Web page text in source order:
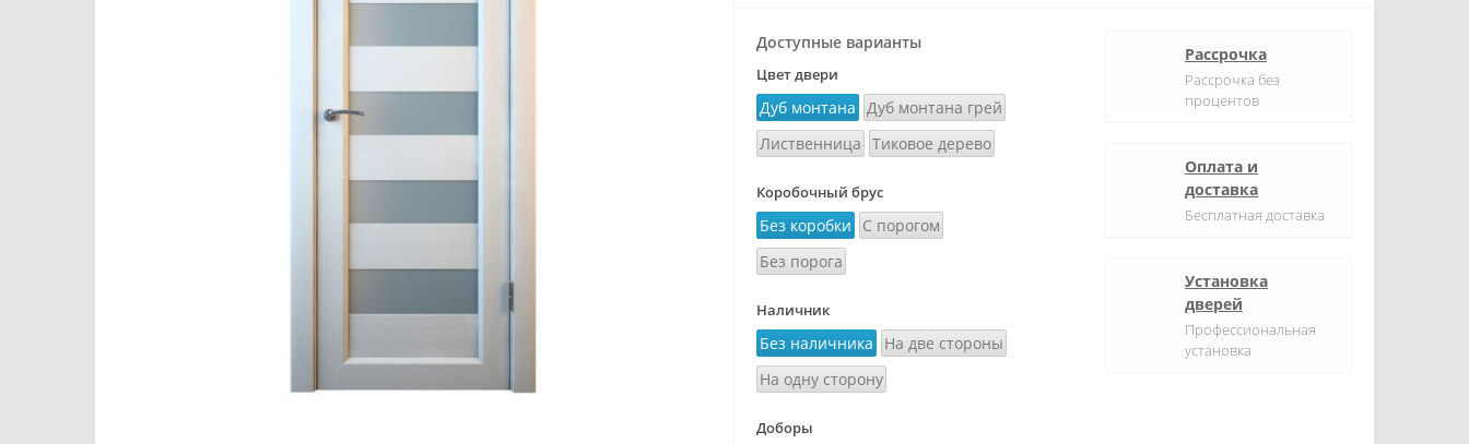
Доступные варианты
Цвет двери
Дуб монтана Дуб монтана грей
Лиственница Тиковое дерево
Коробочный брус
Без коробки
С порогом
Без порога
Наличник
Без наличника
На две стороны
На одну сторону
Доборы
Рассрочка
Рассрочка без
процентов
Оплата и
доставка
Бесплатная доставка
Установка
дверей
Профессиональная
установка